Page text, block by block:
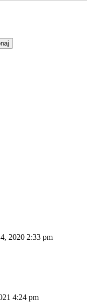
2020 2:33 pm
4:24 pm